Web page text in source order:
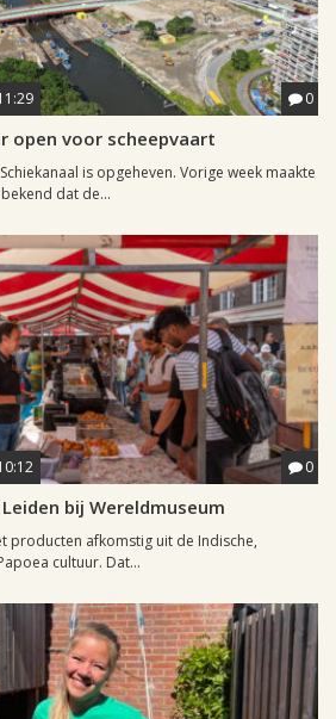
0
open voor scheepvaart
is opgeheven. Vorige week maakte
dat de...
0
bij Wereldmuseum
producten afkomstig uit de Indische,
cultuur. Dat...